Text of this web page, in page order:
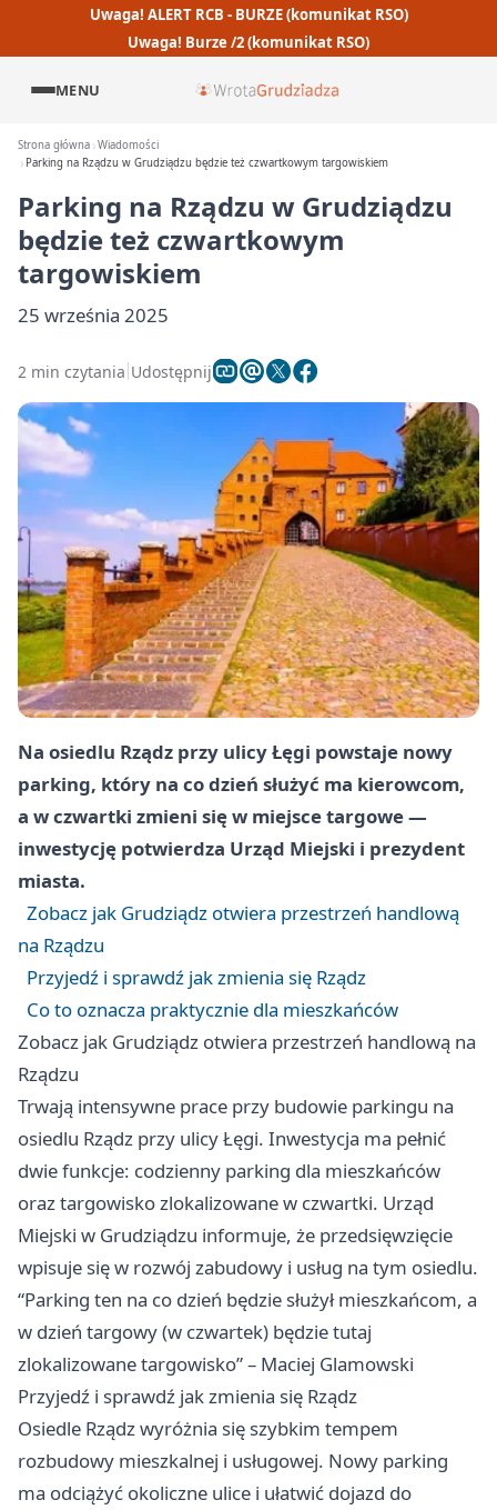
Uwaga! ALERT RCB - BURZE (komunikat RSO)
Uwaga! Burze /2 (komunikat RSO)
MENU
Strona główna Wiadomości
Parking na Rządzu w Grudziądzu będzie też czwartkowym targowiskiem
Parking na Rządzu w Grudziądzu
będzie też czwartkowym
targowiskiem
25 września 2025
2 min czytania Udostępnij
Na osiedlu Rządz przy ulicy Łęgi powstaje nowy
parking, który na co dzień służyć ma kierowcom,
a w czwartki zmieni się w miejsce targowe —
inwestycję potwierdza Urząd Miejski i prezydent
miasta.
Zobacz jak Grudziądz otwiera przestrzeń handlową
na Rządzu
Przyjedź i sprawdź jak zmienia się Rządz
Co to oznacza praktycznie dla mieszkańców
Zobacz jak Grudziądz otwiera przestrzeń handlową na
Rządzu
Trwają intensywne prace przy budowie parkingu na
osiedlu Rządz przy ulicy Łęgi. Inwestycja ma pełnić
dwie funkcje: codzienny parking dla mieszkańców
oraz targowisko zlokalizowane w czwartki. Urząd
Miejski w Grudziądzu informuje, że przedsięwzięcie
wpisuje się w rozwój zabudowy i usług na tym osiedlu.
“Parking ten na co dzień będzie służył mieszkańcom, a
w dzień targowy (w czwartek) będzie tutaj
zlokalizowane targowisko” – Maciej Glamowski
Przyjedź i sprawdź jak zmienia się Rządz
Osiedle Rządz wyróżnia się szybkim tempem
rozbudowy mieszkalnej i usługowej. Nowy parking
ma odciążyć okoliczne ulice i ułatwić dojazd do